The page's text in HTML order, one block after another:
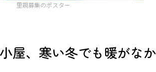
里親募集のポスター
屋、寒い冬でも暖がな